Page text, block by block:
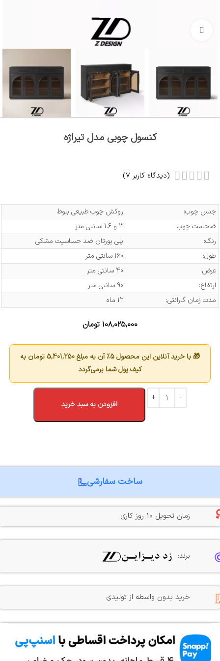
کنسول چوبی مدل ﺗﯿﺮاژه
(دیدگاه کاربر 7
)
جنس چوب:
روکش چوب طبیعی بلوط
ضخامت چوب:
3 و 1.6 سانتی متر
رنگ:
پلی یورتان ضد حساسیت مشکی
طول:
160 سانتی متر
عرض:
40 سانتی متر
ارتفاع:
90 سانتی متر
مدت زمان گارانتی:
12 ماه
۱۰۸,۰۲۵,۰۰۰ تومان
🎁 با خرید آنلاین این محصول 5٪ آن به مبلغ 5,401,250 تومان به
کیف پول شما برمی‌گردد
افزودن به سبد خرید
ساخت سفارشی
زمان تحویل 10 روز کاری
برند:
خرید بدون واسطه از تولیدی